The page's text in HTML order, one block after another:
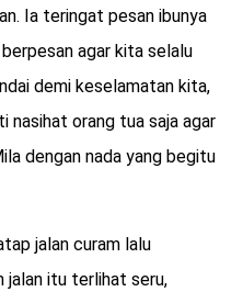
Ia teringat pesan ibunya
agar kita selalu
demi keselamatan kita,
nasihat orang tua saja agar
dengan nada yang begitu
jalan curam lalu
jalan itu terlihat seru,